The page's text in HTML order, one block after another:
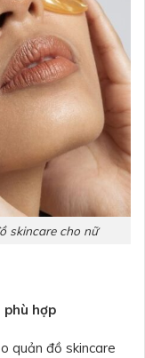
skincare cho nữ
phù hợp
quản đồ skincare